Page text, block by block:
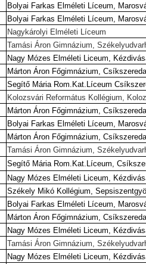
Bolyai Farkas Elméleti Líceum,
Bolyai Farkas Elméleti Líceum,
Nagykárolyi Elméleti Líceum
Tamási Áron Gimnázium,
Nagy Mózes Elméleti Liceum,
Márton Áron Főgimnázium, Csíkszereda
Segítő Mária Rom.Kat.Líceum
Kolozsvári Református Kollégium,
Márton Áron Főgimnázium, Csíkszereda
Bolyai Farkas Elméleti Líceum,
Márton Áron Főgimnázium, Csíkszereda
Tamási Áron Gimnázium,
Segítő Mária Rom.Kat.Líceum,
Nagy Mózes Elméleti Liceum,
Székely Mikó Kollégium,
Bolyai Farkas Elméleti Líceum,
Márton Áron Főgimnázium, Csíkszereda
Nagy Mózes Elméleti Liceum,
Tamási Áron Gimnázium,
Nagy Mózes Elméleti Liceum,